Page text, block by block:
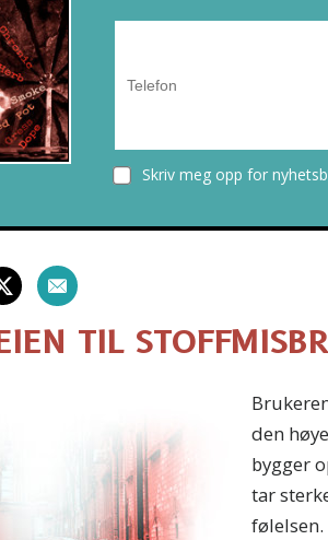
Skriv meg opp for
TIL
den
bygger
tar
følelsen.